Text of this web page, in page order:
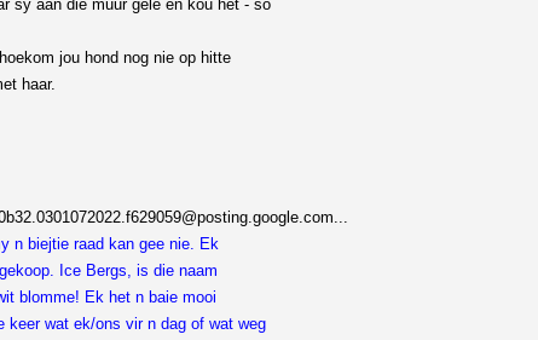
sy aan die muur gelê en kou het - so
jou hond nog nie op hitte
haar.
n biejtie raad kan gee nie. Ek
Ice Bergs, is die naam
blomme! Ek het n baie mooi
keer wat ek/ons vir n dag of wat weg